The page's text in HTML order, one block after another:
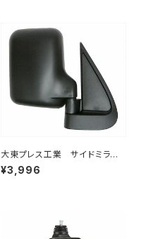
大東プレス工業 サイドミラー/
バックミラー ダイハツ ハイ
ゼット トラック 右 99年～
¥3,996